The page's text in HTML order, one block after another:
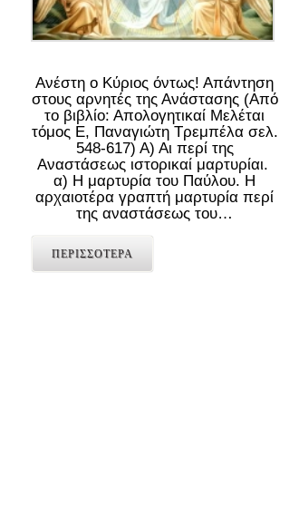
Ανέστη ο Κύριος όντως! Απάντηση
στους αρνητές της Ανάστασης (Από
το βιβλίο: Απολογητικαί Μελέται
τόμος Ε, Παναγιώτη Τρεμπέλα σελ.
548-617) Α) Αι περί της
Αναστάσεως ιστορικαί μαρτυρίαι.
α) Η μαρτυρία του Παύλου. Η
αρχαιοτέρα γραπτή μαρτυρία περί
της αναστάσεως του…
ΠΕΡΙΣΣΟΤΕΡΑ